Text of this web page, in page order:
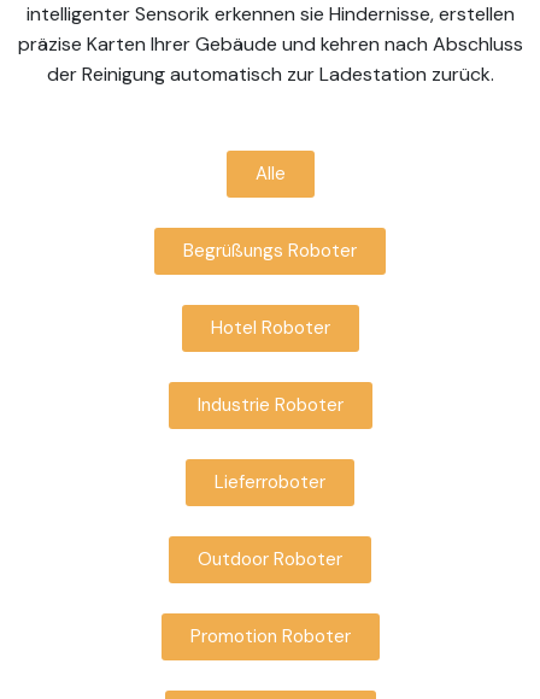
intelligenter Sensorik erkennen sie Hindernisse, erstellen
präzise Karten Ihrer Gebäude und kehren nach Abschluss
der Reinigung automatisch zur Ladestation zurück.
Alle
Begrüßungs Roboter
Hotel Roboter
Industrie Roboter
Lieferroboter
Outdoor Roboter
Promotion Roboter